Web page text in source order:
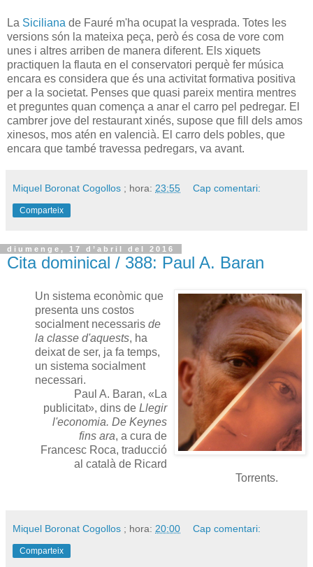
La Siciliana de Fauré m'ha ocupat la vesprada. Totes les
versions són la mateixa peça, però és cosa de vore com
unes i altres arriben de manera diferent. Els xiquets
practiquen la flauta en el conservatori perquè fer música
encara es considera que és una activitat formativa positiva
per a la societat. Penses que quasi pareix mentira mentres
et preguntes quan comença a anar el carro pel pedregar. El
cambrer jove del restaurant xinés, supose que fill dels amos
xinesos, mos atén en valencià. El carro dels pobles, que
encara que també travessa pedregars, va avant.
Miquel Boronat Cogollos ; hora: 23:55 Cap comentari:
Comparteix
diumenge, 17 d’abril del 2016
Cita dominical / 388: Paul A. Baran
Un sistema econòmic que
presenta uns costos
socialment necessaris de
la classe d'aquests, ha
deixat de ser, ja fa temps,
un sistema socialment
necessari.
Paul A. Baran, «La
publicitat», dins de Llegir
l'economia. De Keynes
fins ara, a cura de
Francesc Roca, traducció
al català de Ricard
Torrents.
Miquel Boronat Cogollos ; hora: 20:00 Cap comentari:
Comparteix